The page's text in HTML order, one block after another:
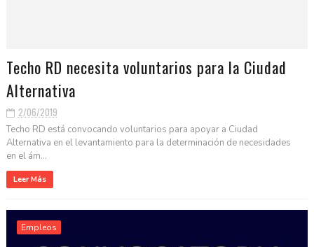
Techo RD necesita voluntarios para la Ciudad
Alternativa
2/06/2019
Techo RD está convocando voluntarios para apoyar a Ciudad
Alternativa en el levantamiento para la determinación de necesidades
en el ám...
Leer Más
Empleos